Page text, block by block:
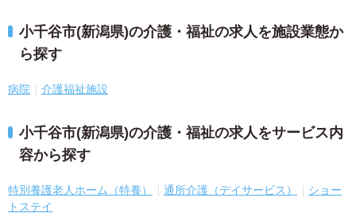
小千谷市(新潟県)の介護・福祉の求人を施設業態か
ら探す
病院 介護福祉施設
小千谷市(新潟県)の介護・福祉の求人をサービス内
容から探す
特別養護老人ホーム（特養） 通所介護（デイサービス）
ショー
トステイ